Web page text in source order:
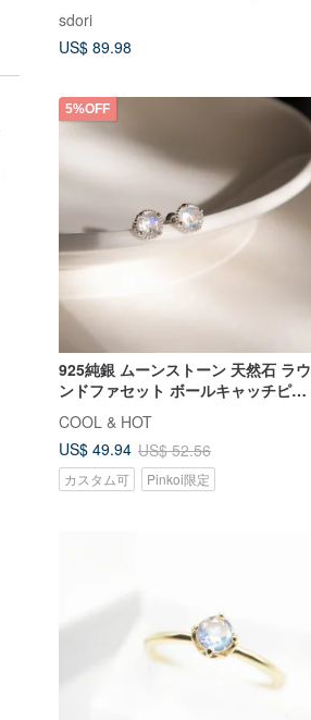
長方形シリーズ
sdori
US$ 89.98
5%OFF
925純銀 ムーンストーン 天然石 ラウ
ンドファセット ボールキャッチピア
ス イヤリング 無料パッケージ
COOL & HOT
US$ 49.94 US$ 52.56
カスタム可 Pinkoi限定